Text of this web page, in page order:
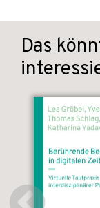
Das